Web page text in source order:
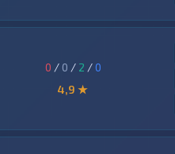
0 / 0 / 2 /0
4,9 ★